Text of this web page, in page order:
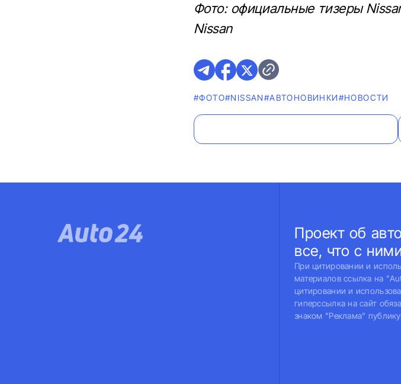
Фото: официальные тизеры
Nissan
#ФОТО#NISSAN#AВТОНОВИНКИ#НОВОСТИ
Проект об
все, что с
При цитировании и
материалов ссылка на
цитировании и
гиперссылка на сайт
знаком "Реклама"